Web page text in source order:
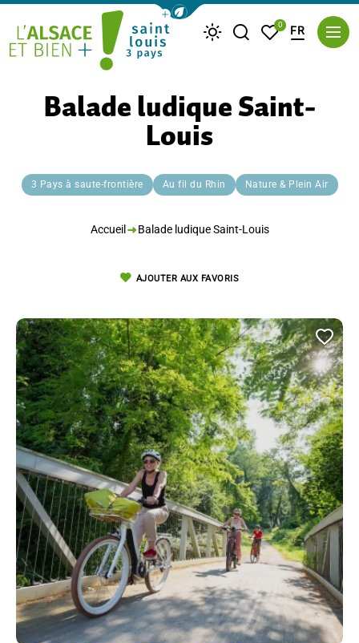
Afficher la barre de navigation du
MétéoJe recherche
Mes favoris
0 FR
Balade ludique Saint-
Louis
3 Pays à saute-frontière Au fil du Rhin Nature & Plein Air
Accueil Balade ludique Saint-Louis
AJOUTER AUX FAVORIS